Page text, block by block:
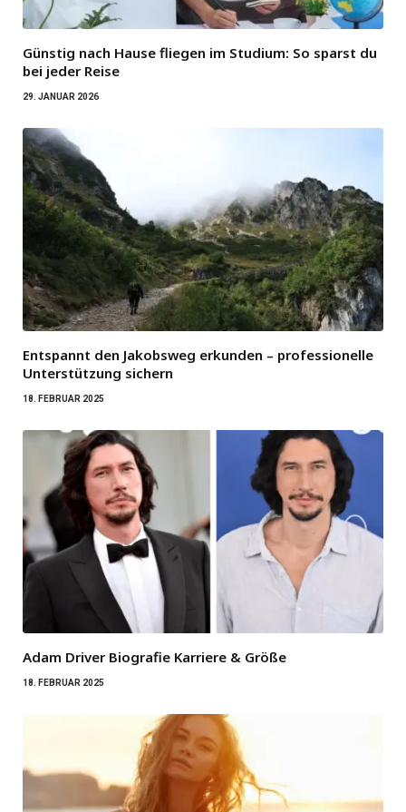
Günstig nach Hause fliegen im Studium: So sparst du
bei jeder Reise
29. JANUAR 2026
Entspannt den Jakobsweg erkunden – professionelle
Unterstützung sichern
18. FEBRUAR 2025
Adam Driver Biografie Karriere & Größe
18. FEBRUAR 2025